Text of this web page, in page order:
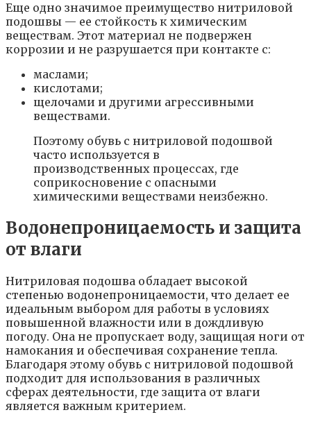
Еще одно значимое преимущество нитриловой
подошвы — ее стойкость к химическим
веществам. Этот материал не подвержен
коррозии и не разрушается при контакте с:
маслами;
кислотами;
щелочами и другими агрессивными
веществами.
Поэтому обувь с нитриловой подошвой
часто используется в
производственных процессах, где
соприкосновение с опасными
химическими веществами неизбежно.
Водонепроницаемость и защита
от влаги
Нитриловая подошва обладает высокой
степенью водонепроницаемости, что делает ее
идеальным выбором для работы в условиях
повышенной влажности или в дождливую
погоду. Она не пропускает воду, защищая ноги от
намокания и обеспечивая сохранение тепла.
Благодаря этому обувь с нитриловой подошвой
подходит для использования в различных
сферах деятельности, где защита от влаги
является важным критерием.